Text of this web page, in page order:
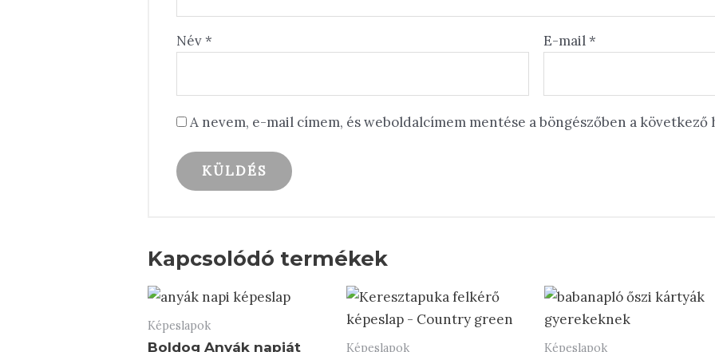
Név* E-mail*
A nevem, e-mail címem, és weboldalcímem mentése a böngészőben a következő
Kapcsolódó termékek
Képeslapok
Boldog Anyák napját
Képeslapok Képeslapok